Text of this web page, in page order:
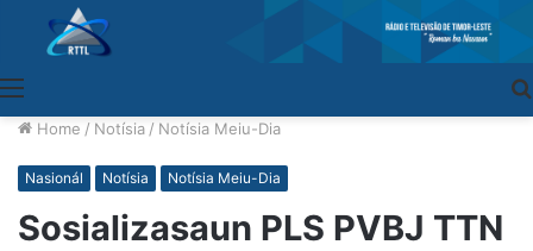
Home / Notísia / Notísia Meiu-Dia
Nasionál Notísia Notísia Meiu-Dia
Sosializasaun PLS PVBJ TTN